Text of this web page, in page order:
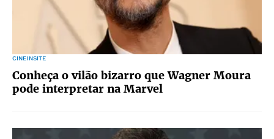
CINEINSITE
Conheça o vilão bizarro que Wagner Moura
pode interpretar na Marvel